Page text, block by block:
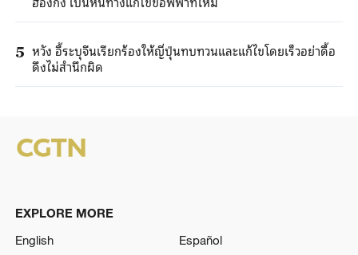
5 หวัง อี้ระบุจีนเรียกร้องให้ญี่ปุ่นทบทวนและแก้ไขโดยเร็วอย่าดื้อ
ดึงไม่สำนึกผิด
EXPLORE MORE
English
Español